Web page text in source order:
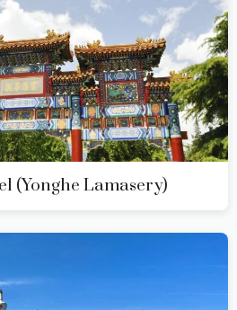
(Yonghe Lamasery)